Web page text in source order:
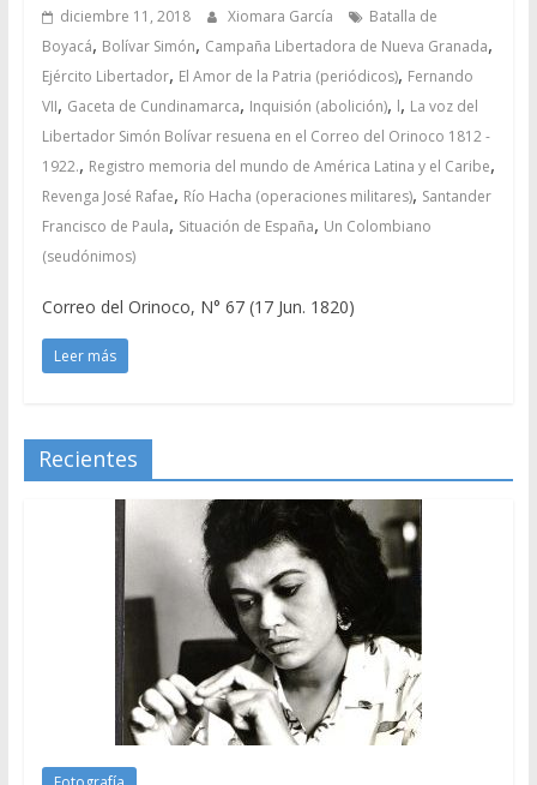
diciembre 11, 2018 Xiomara García
Batalla de
Boyacá, Bolívar Simón, Campaña Libertadora de Nueva Granada,
Ejército Libertador, El Amor de la Patria (periódicos), Fernando
VII, Gaceta de Cundinamarca, Inquisión (abolición), l, La voz del
Libertador Simón Bolívar resuena en el Correo del Orinoco 1812 -
1922., Registro memoria del mundo de América Latina y el Caribe,
Revenga José Rafae, Río Hacha (operaciones militares), Santander
Francisco de Paula, Situación de España, Un Colombiano
(seudónimos)
Correo del Orinoco, N° 67 (17 Jun. 1820)
Leer más
Recientes